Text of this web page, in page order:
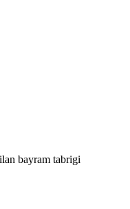
bayram tabrigi